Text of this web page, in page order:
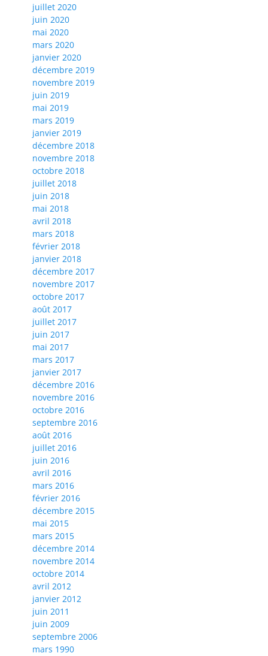
juillet 2020
juin 2020
mai 2020
mars 2020
janvier 2020
décembre 2019
novembre 2019
juin 2019
mai 2019
mars 2019
janvier 2019
décembre 2018
novembre 2018
octobre 2018
juillet 2018
juin 2018
mai 2018
avril 2018
mars 2018
février 2018
janvier 2018
décembre 2017
novembre 2017
octobre 2017
août 2017
juillet 2017
juin 2017
mai 2017
mars 2017
janvier 2017
décembre 2016
novembre 2016
octobre 2016
septembre 2016
août 2016
juillet 2016
juin 2016
avril 2016
mars 2016
février 2016
décembre 2015
mai 2015
mars 2015
décembre 2014
novembre 2014
octobre 2014
avril 2012
janvier 2012
juin 2011
juin 2009
septembre 2006
mars 1990